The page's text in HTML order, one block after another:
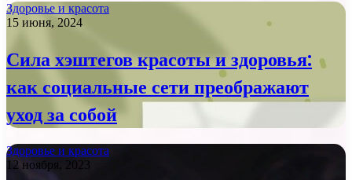
Здоровье и красота
15 июня, 2024
Сила хэштегов красоты и здоровья:
как социальные сети преображают
уход за собой
Здоровье и красота
12 ноября, 2023